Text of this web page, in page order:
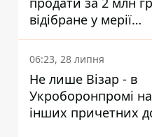
відібране у мерії
приміщення
06:23, 28 липня
Не лише Візар - в
Укроборонпромі
інших причетних